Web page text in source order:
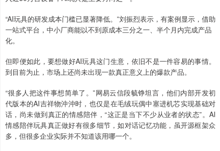
“AI玩具的研发成本门槛已显著降低。”刘振烈表示，有案例显示，借助
一站式平台，中小厂商能以不到原成本三分之一、半个月内完成产品
化。
但即便如此，要想做好AI玩具这门生意，依旧不是一件容易的事情。
到目前为止，市场上还尚未出现一款真正意义上的爆款产品。
“很多人把这件事想简单了。”网易云信段毓铮坦言，他们内部开发初
代版本的AI吉祥物沖沖时，也仅是在毛绒玩偶中塞进机芯实现基础对
话，尚未做到真正的情感陪伴，“这正是当下不少从业者的状态”。AI
情感陪伴玩具真正做好有很多细节，如对话记忆功能，虽开源框架众
多，但很多企业实际并不知道该用哪一个。